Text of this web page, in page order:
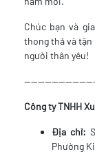
Chúc bạn và
thong thả và tận
người thân yêu!
Công ty TNHH
Địa chỉ:
Phường